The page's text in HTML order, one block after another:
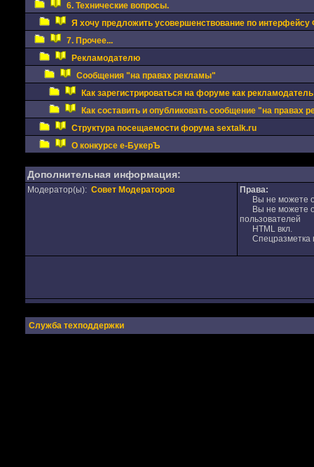
6. Технические вопросы.
Я хочу предложить усовершенствование по интерфейсу
7. Прочее...
Рекламодателю
Сообщения "на правах рекламы"
Как зарегистрироваться на форуме как рекламодатель
Как составить и опубликовать сообщение "на правах
Структура посещаемости форума sextalk.ru
О конкурсе е-БукерЪ
Дополнительная информация:
Модератор(ы): Совет Модераторов
Права:
Вы не можете
Вы не можете
пользователей
HTML вкл.
Спецразметка
Служба техподдержки